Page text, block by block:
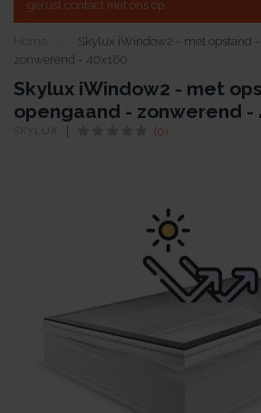
gerust contact met ons op.
Home
Skylux iWindow2 - met opstand
zonwerend - 40x160
Skylux iWindow2 - met
opengaand - zonwerend -
SKYLUX (0)